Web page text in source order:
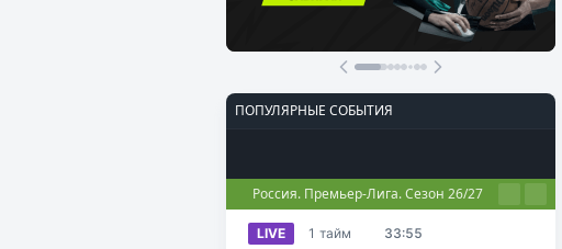
ПОПУЛЯРНЫЕ СОБЫТИЯ
Россия. Премьер-Лига. Сезон 26/27
LIVE 1 тайм 33:55